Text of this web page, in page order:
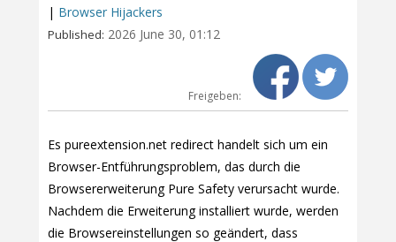
| Browser Hijackers
Published: 2026 June 30, 01:12
Freigeben:
Es pureextension.net redirect handelt sich um ein
Browser-Entführungsproblem, das durch die
Browsererweiterung Pure Safety verursacht wurde.
Nachdem die Erweiterung installiert wurde, werden
die Browsereinstellungen so geändert, dass